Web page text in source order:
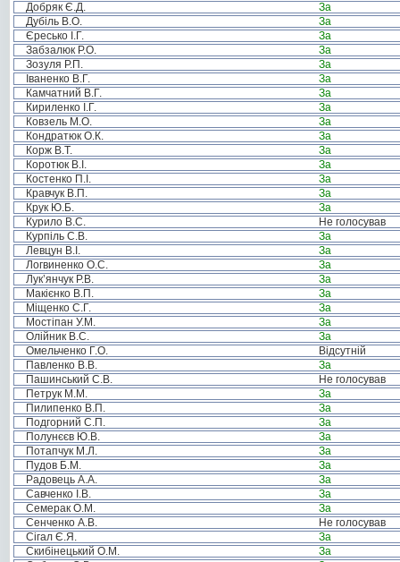
Добряк Є.Д.
За
Дубіль В.О.
За
Єресько І.Г.
За
Забзалюк Р.О.
За
Зозуля Р.П.
За
Іваненко В.Г.
За
Камчатний В.Г.
За
Кириленко І.Г.
За
Ковзель М.О.
За
Кондратюк О.К.
За
Корж В.Т.
За
Коротюк В.І.
За
Костенко П.І.
За
Кравчук В.П.
За
Крук Ю.Б.
За
Курило В.С.
Не голосував
Курпіль С.В.
За
Левцун В.І.
За
Логвиненко О.С.
За
Лук’янчук Р.В.
За
Макієнко В.П.
За
Міщенко С.Г.
За
Мостіпан У.М.
За
Олійник В.С.
За
Омельченко Г.О.
Відсутній
Павленко В.В.
За
Пашинський С.В.
Не голосував
Петрук М.М.
За
Пилипенко В.П.
За
Подгорний С.П.
За
Полунєєв Ю.В.
За
Потапчук М.Л.
За
Пудов Б.М.
За
Радовець А.А.
За
Савченко І.В.
За
Семерак О.М.
За
Сенченко А.В.
Не голосував
Сігал Є.Я.
За
Скибінецький О.М.
За